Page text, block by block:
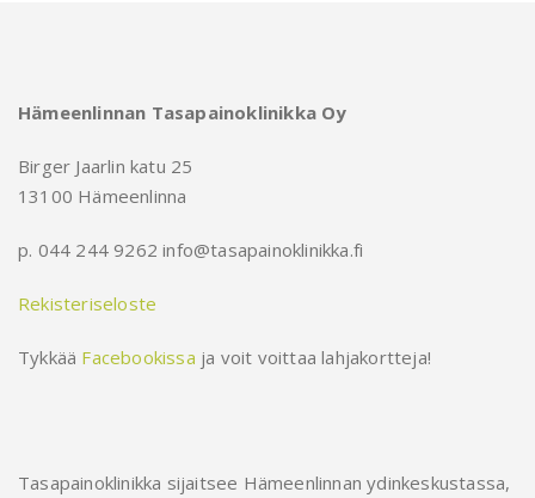
Hämeenlinnan Tasapainoklinikka Oy
Birger Jaarlin katu 25
13100 Hämeenlinna
p. 044 244 9262 info@tasapainoklinikka.fi
Rekisteriseloste
Tykkää Facebookissa ja voit voittaa lahjakortteja!
Tasapainoklinikka sijaitsee Hämeenlinnan ydinkeskustassa,